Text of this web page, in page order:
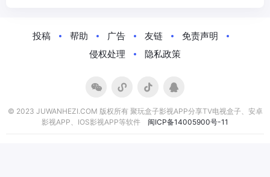
投稿 帮助 广告 友链
免责声明
侵权处理
隐私政策
© 2023 JUWANHEZI.COM 版权所有 聚玩盒子影视APP分享TV电视盒子、安卓
影视APP、IOS影视APP等软件 闽ICP备14005900号-11